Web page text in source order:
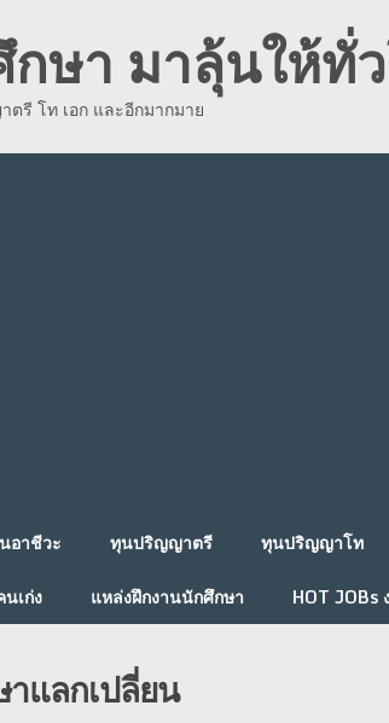
ษา มาลุ้นให้ทั่
รี โท เอก และอีกมากมาย
อาชีวะ ทุนปริญญาตรี ทุนปริญญาโท
เก่ง แหล่งฝึกงานนักศึกษา HOT JOBs
แลกเปลี่ยน